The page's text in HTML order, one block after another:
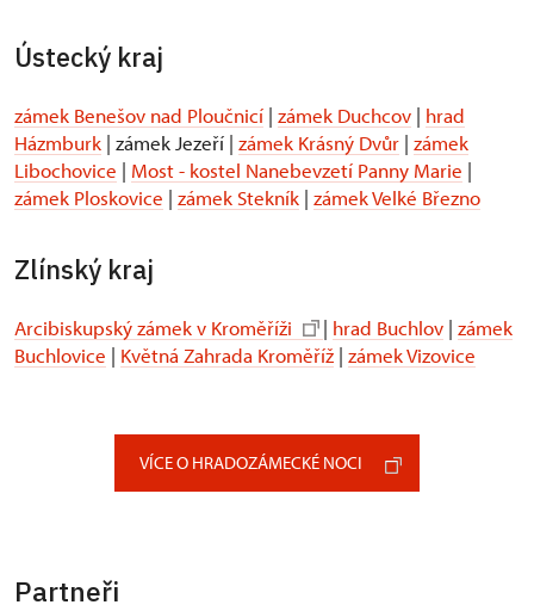
Ústecký kraj
zámek Benešov nad Ploučnicí | zámek Duchcov | hrad
Házmburk | zámek Jezeří | zámek Krásný Dvůr | zámek
Libochovice | Most - kostel Nanebevzetí Panny Marie |
zámek Ploskovice | zámek Stekník | zámek Velké Březno
Zlínský kraj
Arcibiskupský zámek v Kroměříži | hrad Buchlov | zámek
Buchlovice | Květná Zahrada Kroměříž | zámek Vizovice
VÍCE O HRADOZÁMECKÉ NOCI
Partneři